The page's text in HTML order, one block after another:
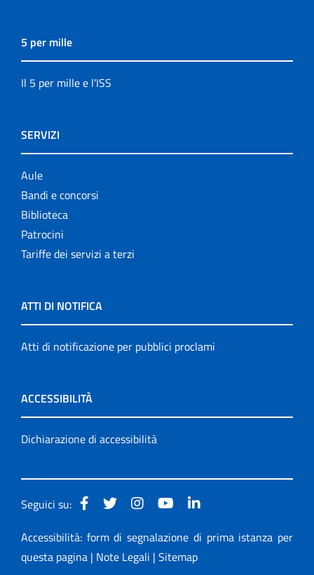
5 per mille
Il 5 per mille e l'ISS
SERVIZI
Aule
Bandi e concorsi
Biblioteca
Patrocini
Tariffe dei servizi a terzi
ATTI DI NOTIFICA
Atti di notificazione per pubblici proclami
ACCESSIBILITÀ
Dichiarazione di accessibilità
Seguici su:
Accessibilità: form di segnalazione di prima istanza per
questa pagina | Note Legali | Sitemap